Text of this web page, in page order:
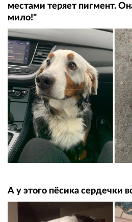
местами теряет пигмент.
мило!"
А у этого пёсика сердечки